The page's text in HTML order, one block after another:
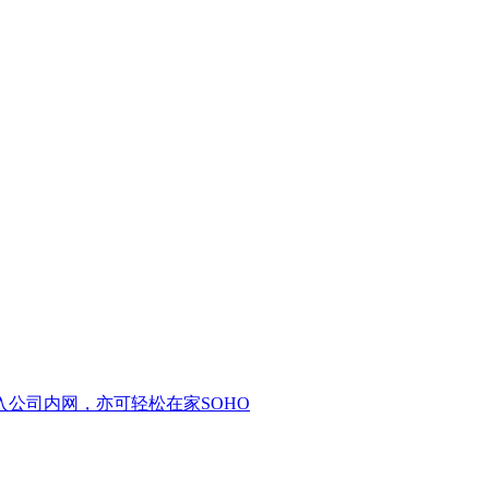
司内网，亦可轻松在家SOHO